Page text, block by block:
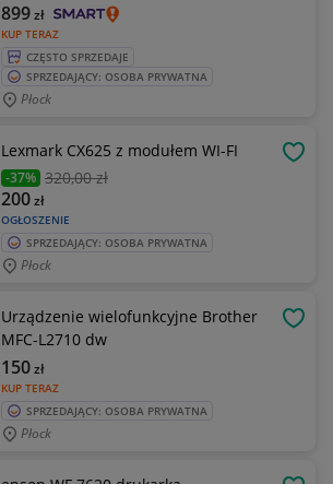
KUP TERAZ
899zł
CZĘSTO SPRZEDAJE
SPRZEDAJĄCY: OSOBA PRYWATNA
Płock
Lexmark CX625 z modułem WI-FI
-37% 320,00 zł
OGŁOSZENIE
200zł
SPRZEDAJĄCY: OSOBA PRYWATNA
Płock
Urządzenie wielofunkcyjne Brother
MFC-L2710 dw
KUP TERAZ
150zł
SPRZEDAJĄCY: OSOBA PRYWATNA
Płock